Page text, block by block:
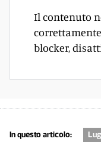
Il contenuto
blocker,
In questo articolo: